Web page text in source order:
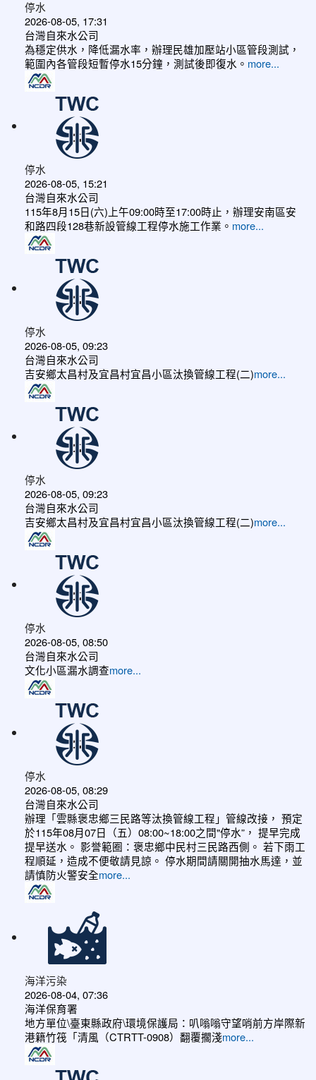
停水
2026-08-05, 17:31
台灣自來水公司
為穩定供水，降低漏水率，辦理民雄加壓站小區管段測試，
範圍內各管段短暫停水15分鐘，測試後即復水。 more...
停水
2026-08-05, 15:21
台灣自來水公司
115年8月15日(六)上午09:00時至17:00時止，辦理安南區安
和路四段128巷新設管線工程停水施工作業。 more...
停水
2026-08-05, 09:23
台灣自來水公司
吉安鄉太昌村及宜昌村宜昌小區汰換管線工程(二)more...
停水
2026-08-05, 09:23
台灣自來水公司
吉安鄉太昌村及宜昌村宜昌小區汰換管線工程(二)more...
停水
2026-08-05, 08:50
台灣自來水公司
文化小區漏水調查more...
停水
2026-08-05, 08:29
台灣自來水公司
辦理「雲縣褒忠鄉三民路等汰換管線工程」管線改接， 預定
於115年08月07日（五）08:00~18:00之間"停水”， 提早完成
提早送水。 影誉範圈：褒忠鄉中民村三民路西側。 若下雨工
程順延，造成不便敬請見諒。 停水期間請關開抽水馬達，並
請慎防火警安全more...
海洋污染
2026-08-04, 07:36
海洋保育署
地方單位\臺東縣政府\環境保護局：叭嗡嗡守望哨前方岸際新
港籍竹筏「清風（CTRTT-0908）翻覆擱淺more...